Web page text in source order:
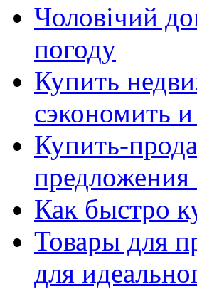
Чоловічий
погоду
Купить
сэкономить
Купить-
Как быстро
Товары для
для